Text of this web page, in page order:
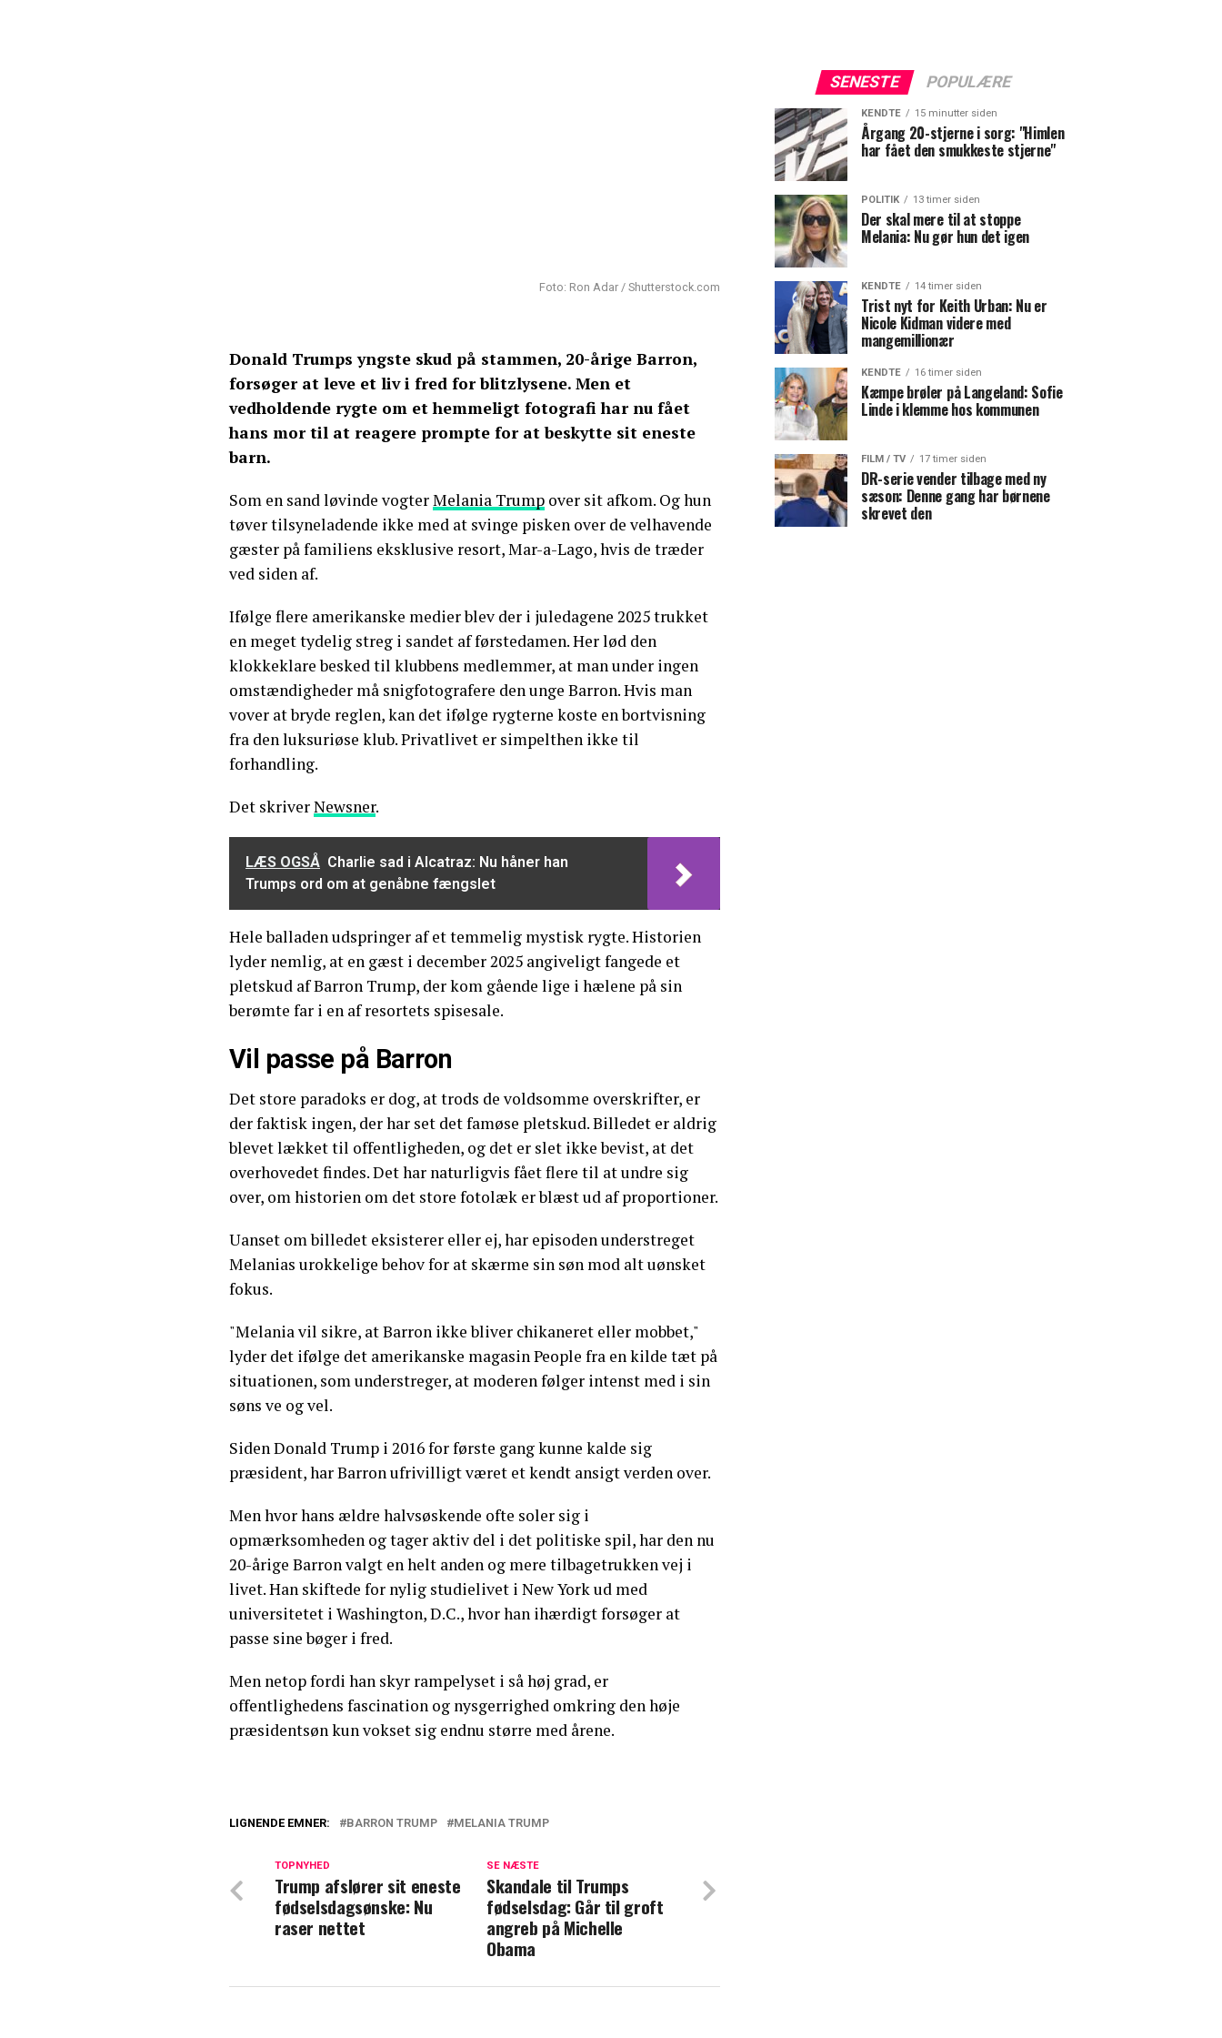
Foto: Ron Adar / Shutterstock.com
Donald Trumps yngste skud på stammen, 20-årige Barron,
forsøger at leve et liv i fred for blitzlysene. Men et
vedholdende rygte om et hemmeligt fotografi har nu fået
hans mor til at reagere prompte for at beskytte sit eneste
barn.
Som en sand løvinde vogterMelania Trump over sit afkom. Og hun
tøver tilsyneladende ikke med at svinge pisken over de velhavende
gæster på familiens eksklusive resort, Mar-a-Lago, hvis de træder
ved siden af.
Ifølge flere amerikanske medier blev der i juledagene 2025 trukket
en meget tydelig streg i sandet af førstedamen. Her lød den
klokkeklare besked til klubbens medlemmer, at man under ingen
omstændigheder må snigfotografere den unge Barron. Hvis man
vover at bryde reglen, kan det ifølge rygterne koste en bortvisning
fra den luksuriøse klub. Privatlivet er simpelthen ikke til
forhandling.
Det skriverNewsner.
LÆS OGSÅ Charlie sad i Alcatraz: Nu håner han
Trumps ord om at genåbne fængslet
Hele balladen udspringer af et temmelig mystisk rygte. Historien
lyder nemlig, at en gæst i december 2025 angiveligt fangede et
pletskud af Barron Trump, der kom gående lige i hælene på sin
berømte far i en af resortets spisesale.
Vil passe på Barron
Det store paradoks er dog, at trods de voldsomme overskrifter, er
der faktisk ingen, der har set det famøse pletskud. Billedet er aldrig
blevet lækket til offentligheden, og det er slet ikke bevist, at det
overhovedet findes. Det har naturligvis fået flere til at undre sig
over, om historien om det store fotolæk er blæst ud af proportioner.
Uanset om billedet eksisterer eller ej, har episoden understreget
Melanias urokkelige behov for at skærme sin søn mod alt uønsket
fokus.
"Melania vil sikre, at Barron ikke bliver chikaneret eller mobbet,"
lyder det ifølge det amerikanske magasin People fra en kilde tæt på
situationen, som understreger, at moderen følger intenst med i sin
søns ve og vel.
Siden Donald Trump i 2016 for første gang kunne kalde sig
præsident, har Barron ufrivilligt været et kendt ansigt verden over.
Men hvor hans ældre halvsøskende ofte soler sig i
opmærksomheden og tager aktiv del i det politiske spil, har den nu
20-årige Barron valgt en helt anden og mere tilbagetrukken vej i
livet. Han skiftede for nylig studielivet i New York ud med
universitetet i Washington, D.C., hvor han ihærdigt forsøger at
passe sine bøger i fred.
Men netop fordi han skyr rampelyset i så høj grad, er
offentlighedens fascination og nysgerrighed omkring den høje
præsidentsøn kun vokset sig endnu større med årene.
ske
Melania Trump afslører: Har i hemmelighed arbejdet på
det
LIGNENDE EMNER: BARRON TRUMP MELANIA TRUMP
SE NÆSTE
Skandale til Trumps
fødselsdag: Går til groft
angreb på Michelle
Obama
TOPNYHED
Trump afslører sit eneste
fødselsdagsønske: Nu
raser nettet
SENESTE POPULÆRE
KENDTE 15 minutter siden
Årgang 20-stjerne i sorg: "Himlen
har fået den smukkeste stjerne"
POLITIK 13 timer siden
Der skal mere til at stoppe
Melania: Nu gør hun det igen
KENDTE 14 timer siden
Trist nyt for Keith Urban: Nu er
Nicole Kidman videre med
mangemillionær
KENDTE 16 timer siden
Kæmpe brøler på Langeland: Sofie
Linde i klemme hos kommunen
FILM / TV 17 timer siden
DR-serie vender tilbage med ny
sæson: Denne gang har børnene
skrevet den